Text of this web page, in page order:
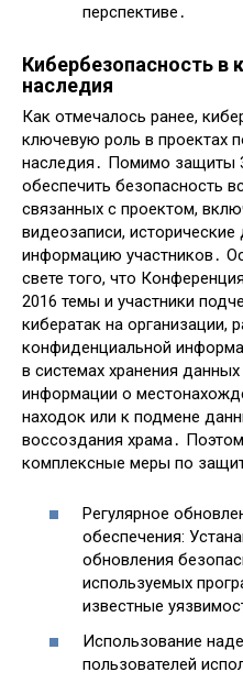
перспективе․
Кибербезопасность в
наследия
Как отмечалось ранее,
ключевую роль в проектах
наследия․ Помимо защиты
обеспечить безопасность
связанных с проектом,
видеозаписи,
информацию участников․
свете того, что
2016 темы и участники
кибератак на организации,
конфиденциальной
в системах хранения
информации о
находок или к подмене
воссоздания храма․
комплексные меры по
Регулярное
обеспечения:
обновления
используемых
известные
Использование
пользователей